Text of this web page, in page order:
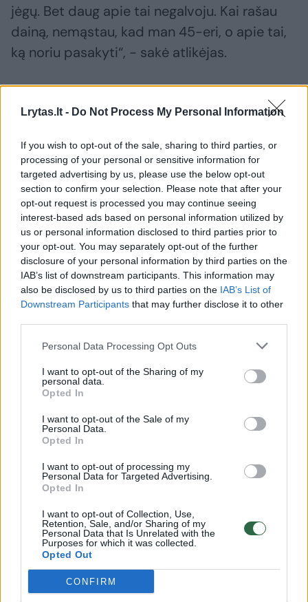
Lrytas.lt - Do Not Process My Personal Information
If you wish to opt-out of the sale, sharing to third parties, or
processing of your personal or sensitive information for
targeted advertising by us, please use the below opt-out
section to confirm your selection. Please note that after your
opt-out request is processed you may continue seeing
interest-based ads based on personal information utilized by
us or personal information disclosed to third parties prior to
your opt-out. You may separately opt-out of the further
disclosure of your personal information by third parties on the
IAB’s list of downstream participants. This information may
also be disclosed by us to third parties on the IAB’s List of
Downstream Participants that may further disclose it to other
Personal Data Processing Opt Outs
I want to opt-out of the Sharing of my
personal data.
Opted In
I want to opt-out of the Sale of my
Personal Data.
Opted In
I want to opt-out of processing my
Personal Data for Targeted Advertising.
Opted In
I want to opt-out of Collection, Use,
Retention, Sale, and/or Sharing of my
Personal Data that Is Unrelated with the
Purposes for which it was collected.
Opted Out
CONFIRM
jėgų. Bet daug apie tai negalvoju. Kai rašau
dainą, nemąstau, kad man 45-eri, o apie tai,
ką noriu pasakyti“, - sakė atlikėjas.
Komentuoti po šiuo straipsniu
Komentuoti gali tik Lrytas registruoti vartotojai.
Prisijunkite prie registruotų vartotojų
bendruomenės ir bendraukite komentaruose!
Rodyti komentarus
Prisijungti komentatoriams
Žmonės Veidai ir vardai
Kristina Meseguer pasidalijo